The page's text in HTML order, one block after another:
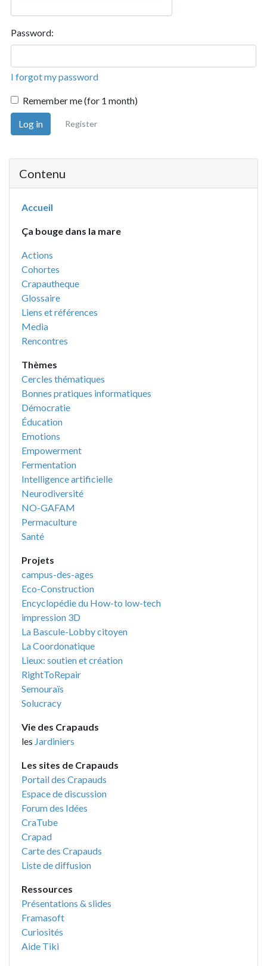
Password:
I forgot my password
Remember me (for 1 month)
Log in Register
Contenu
Accueil
Ça bouge dans la mare
Actions
Cohortes
Crapautheque
Glossaire
Liens et références
Media
Rencontres
Thèmes
Cercles thématiques
Bonnes pratiques informatiques
Démocratie
Éducation
Emotions
Empowerment
Fermentation
Intelligence artificielle
Neurodiversité
NO-GAFAM
Permaculture
Santé
Projets
campus-des-ages
Eco-Construction
Encyclopédie du How-to low-tech
impression 3D
La Bascule-Lobby citoyen
La Coordonatique
Lieux: soutien et création
RightToRepair
Semouraïs
Solucracy
Vie des Crapauds
les Jardiniers
Les sites de Crapauds
Portail des Crapauds
Espace de discussion
Forum des Idées
CraTube
Crapad
Carte des Crapauds
Liste de diffusion
Ressources
Présentations & slides
Framasoft
Curiosités
Aide Tiki